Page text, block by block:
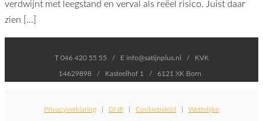
verdwijnt met leegstand en verval als reëel risico. Juist daar
zien […]
T 046 420 55 55 / E info@satijnplus.nl / KVK
14629898 / Kasteelhof 1 / 6121 XK Born
Privacyverklaring DNR Cookiebeleid Wettelijke